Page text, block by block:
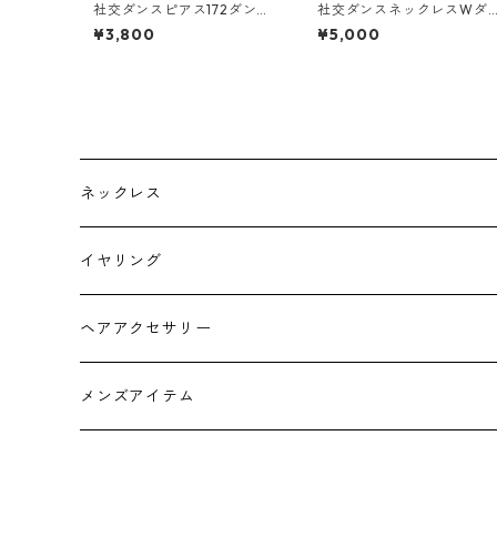
社交ダンスピアス172ダンス
アクセサリーベリーダンス
ブライダルアクセサリー
¥3,800
社交ダンスネックレスWダ
ンスアクセサリーベリーダ
ンスブライダルアクセサリ
¥5,000
ネックレス
チョーカー
イヤリング
ヘアアクセサリー
メンズアイテム